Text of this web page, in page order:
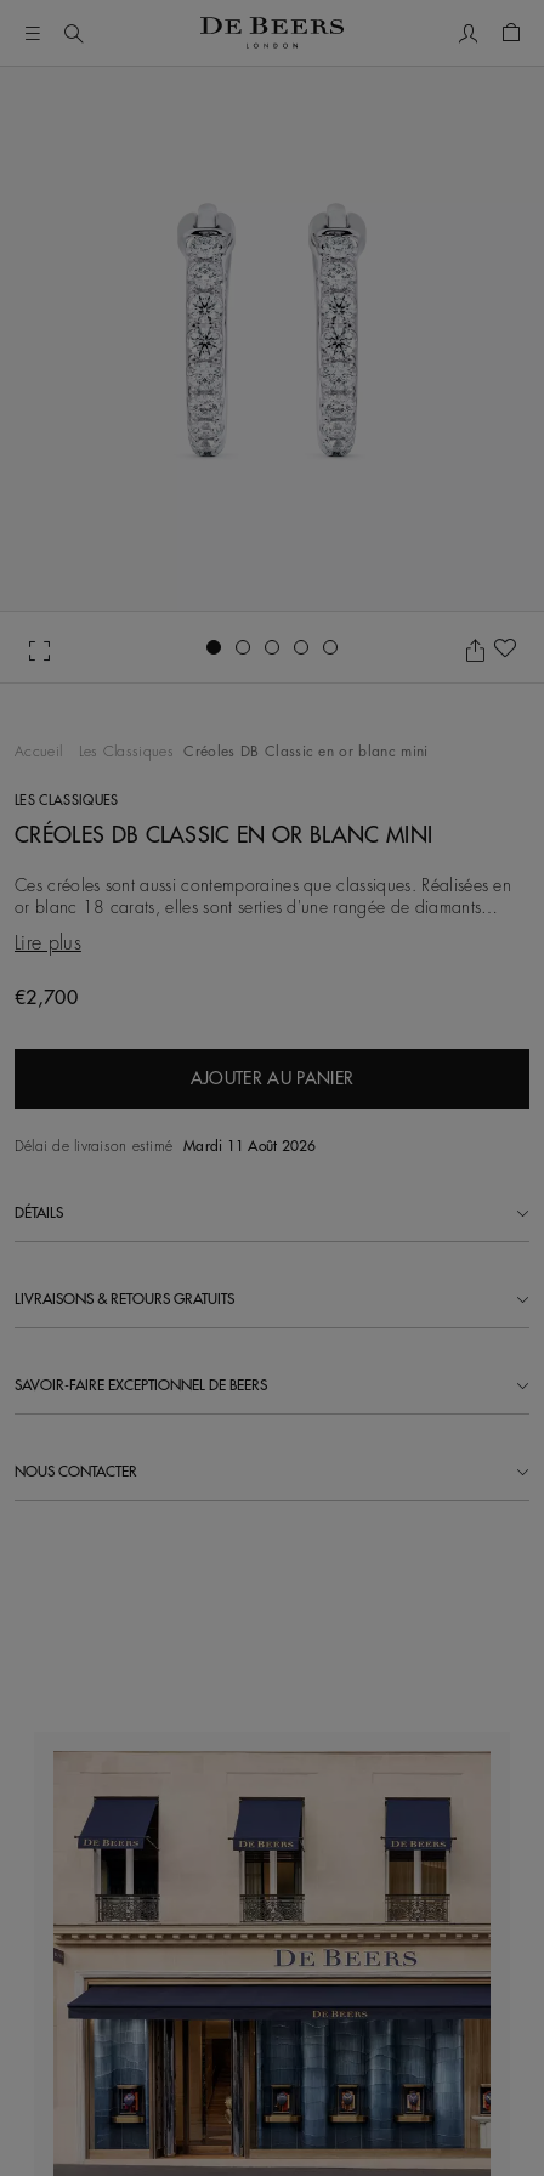
Accueil Les Classiques Créoles DB Classic en or blanc mini
LES CLASSIQUES
CRÉOLES DB CLASSIC EN OR BLANC MINI
Ces créoles sont aussi contemporaines que classiques. Réalisées en
or blanc 18 carats, elles sont serties d'une rangée de diamants
naturels taille brillant. Chaque
Lire plus
Original price
€2,700
AJOUTER AU PANIER
Délai de livraison estimé Mardi 11 Août 2026
DÉTAILS
LIVRAISONS & RETOURS GRATUITS
SAVOIR-FAIRE EXCEPTIONNEL DE BEERS
NOUS CONTACTER